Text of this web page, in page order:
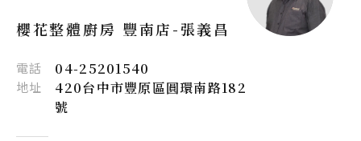
櫻花整體廚房 豐南店-張義昌
電話 04-25201540
地址
420台中市豐原區圓環南路182
號